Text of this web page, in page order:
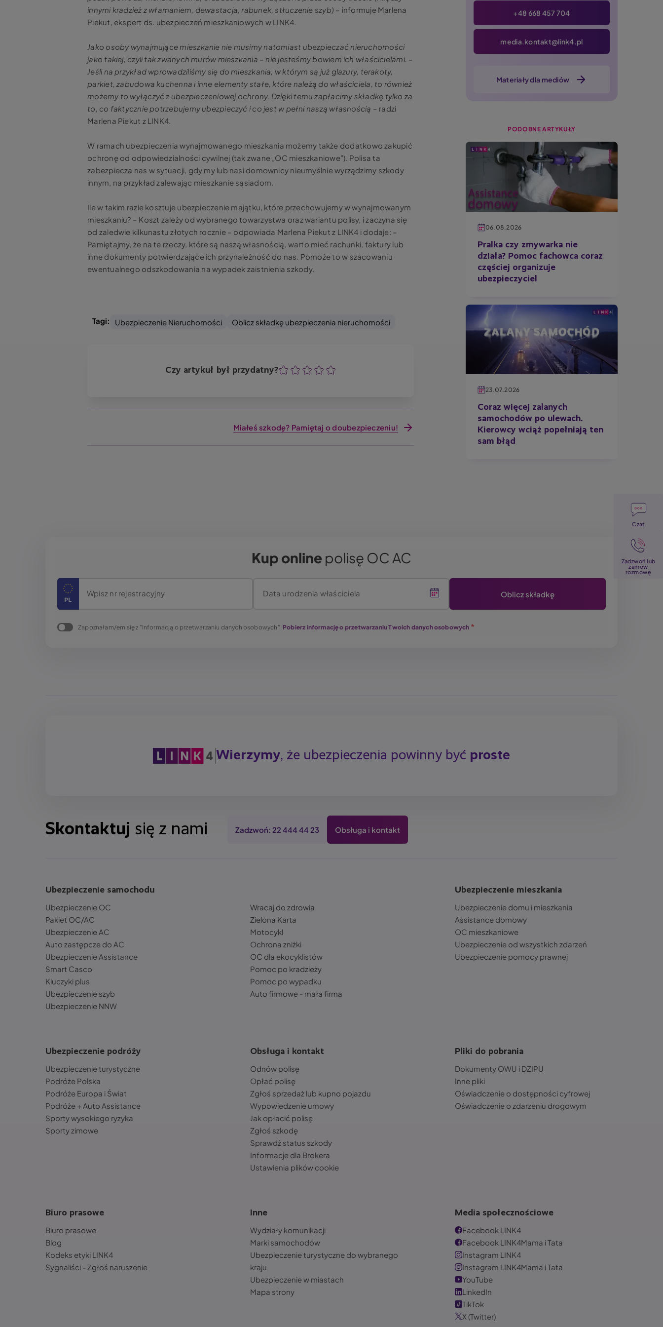
innymi kradzież z włamaniem, dewastacja, rabunek, stłuczenie szyb) – informuje Marlena
Piekut, ekspert ds. ubezpieczeń mieszkaniowych w LINK4.
Jako osoby wynajmujące mieszkanie nie musimy natomiast ubezpieczać nieruchomości
jako takiej, czyli tak zwanych murów mieszkania – nie jesteśmy bowiem ich właścicielami. –
Jeśli na przykład wprowadziliśmy się do mieszkania, w którym są już glazury, terakoty,
parkiet, zabudowa kuchenna i inne elementy stałe, które należą do właściciela, to również
możemy to wyłączyć z ubezpieczeniowej ochrony. Dzięki temu zapłacimy składkę tylko za
to, co faktycznie potrzebujemy ubezpieczyć i co jest w pełni naszą własnością – radzi
Marlena Piekut z LINK4.
W ramach ubezpieczenia wynajmowanego mieszkania możemy także dodatkowo zakupić
ochronę od odpowiedzialności cywilnej (tak zwane „OC mieszkaniowe”). Polisa ta
zabezpiecza nas w sytuacji, gdy my lub nasi domownicy nieumyślnie wyrządzimy szkody
innym, na przykład zalewając mieszkanie sąsiadom.
Ile w takim razie kosztuje ubezpieczenie majątku, które przechowujemy w wynajmowanym
mieszkaniu? – Koszt zależy od wybranego towarzystwa oraz wariantu polisy, i zaczyna się
od zaledwie kilkunastu złotych rocznie – odpowiada Marlena Piekut z LINK4 i dodaje: –
Pamiętajmy, że na te rzeczy, które są naszą własnością, warto mieć rachunki, faktury lub
inne dokumenty potwierdzające ich przynależność do nas. Pomoże to w szacowaniu
ewentualnego odszkodowania na wypadek zaistnienia szkody.
Tagi: Ubezpieczenie Nieruchomości Oblicz składkę ubezpieczenia nieruchomości
Czy artykuł był przydatny? OcenaOcenaOcena
OcenaOcena
Miałeś szkodę? Pamiętaj o doubezpieczeniu!
PODOBNE ARTYKUŁY
06.08.2026
Pralka czy zmywarka nie
działa? Pomoc fachowca coraz
częściej organizuje
ubezpieczyciel
23.07.2026
Coraz więcej zalanych
samochodów po ulewach.
Kierowcy wciąż popełniają ten
sam błąd
+48 668 457 704
media.kontakt@link4.pl
Materiały dla mediów
Kup online polisę OC AC
Wpisz nr rejestracyjny Data urodzenia właściciela
Zapoznałam/em się z "Informacją o przetwarzaniu danych osobowych". Pobierz informację o przetwarzaniu Twoich danych osobowych
Wierzymy, że ubezpieczenia powinny być proste
Skontaktuj się z nami Zadzwoń: 22 444 44 23 Obsługa i kontakt
Ubezpieczenie samochodu
Ubezpieczenie OC
Pakiet OC/AC
Ubezpieczenie AC
Auto zastępcze do AC
Ubezpieczenie Assistance
Smart Casco
Kluczyki plus
Ubezpieczenie szyb
Ubezpieczenie NNW
Wracaj do zdrowia
Zielona Karta
Motocykl
Ochrona zniżki
OC dla ekocyklistów
Pomoc po kradzieży
Pomoc po wypadku
Auto firmowe - mała firma
Ubezpieczenie mieszkania
Ubezpieczenie domu i mieszkania
Assistance domowy
OC mieszkaniowe
Ubezpieczenie od wszystkich zdarzeń
Ubezpieczenie pomocy prawnej
Ubezpieczenie podróży
Ubezpieczenie turystyczne
Podróże Polska
Podróże Europa i Świat
Podróże + Auto Assistance
Sporty wysokiego ryzyka
Sporty zimowe
Obsługa i kontakt
Odnów polisę
Opłać polisę
Zgłoś sprzedaż lub kupno pojazdu
Wypowiedzenie umowy
Jak opłacić polisę
Zgłoś szkodę
Sprawdź status szkody
Informacje dla Brokera
Ustawienia plików cookie
Pliki do pobrania
Dokumenty OWU i DZIPU
Inne pliki
Oświadczenie o dostępności cyfrowej
Oświadczenie o zdarzeniu drogowym
Biuro prasowe
Biuro prasowe
Blog
Kodeks etyki LINK4
Sygnaliści - Zgłoś naruszenie
Inne
Wydziały komunikacji
Marki samochodów
Ubezpieczenie turystyczne do wybranego
kraju
Ubezpieczenie w miastach
Mapa strony
Media społecznościowe
Facebook LINK4
Facebook LINK4Mama i Tata
Instagram LINK4
Instagram LINK4Mama i Tata
YouTube
LinkedIn
TikTok
X (Twitter)
Czat
Zadzwoń lub
zamów
rozmowę